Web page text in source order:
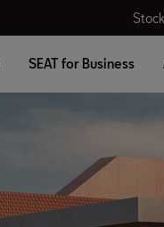
SEAT for Business